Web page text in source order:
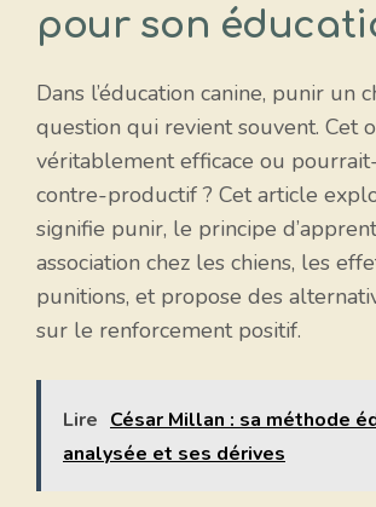
pour son
Dans l’éducation canine, punir un
question qui revient souvent. Cet
véritablement efficace ou
contre-productif ? Cet article
signifie punir, le principe
association chez les chiens, les
punitions, et propose des
sur le renforcement positif.
Lire César Millan : sa méthode
analysée et ses dérives